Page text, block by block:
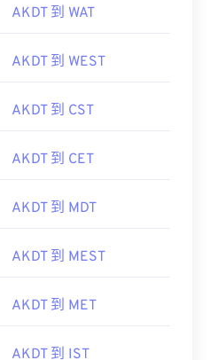
AKDT 到 WAT
AKDT 到 WEST
AKDT 到 CST
AKDT 到 CET
AKDT 到 MDT
AKDT 到 MEST
AKDT 到 MET
AKDT 到 IST